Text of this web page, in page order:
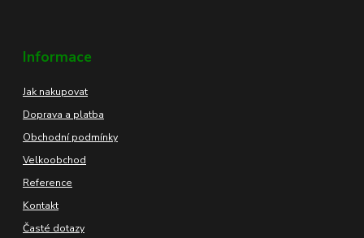
Informace
Jak nakupovat
Doprava a platba
Obchodní podmínky
Velkoobchod
Reference
Kontakt
Časté dotazy